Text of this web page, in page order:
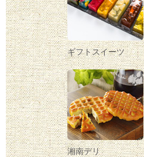
ギフトスイーツ
湘南デリ